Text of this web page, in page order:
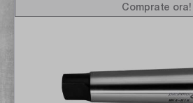
Comprate ora!